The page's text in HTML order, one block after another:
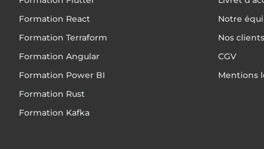
Formation React
Formation Terraform
Formation Angular
Formation Power BI
Formation Rust
Formation Kafka
Notre
Nos clients
CGV
Mentions